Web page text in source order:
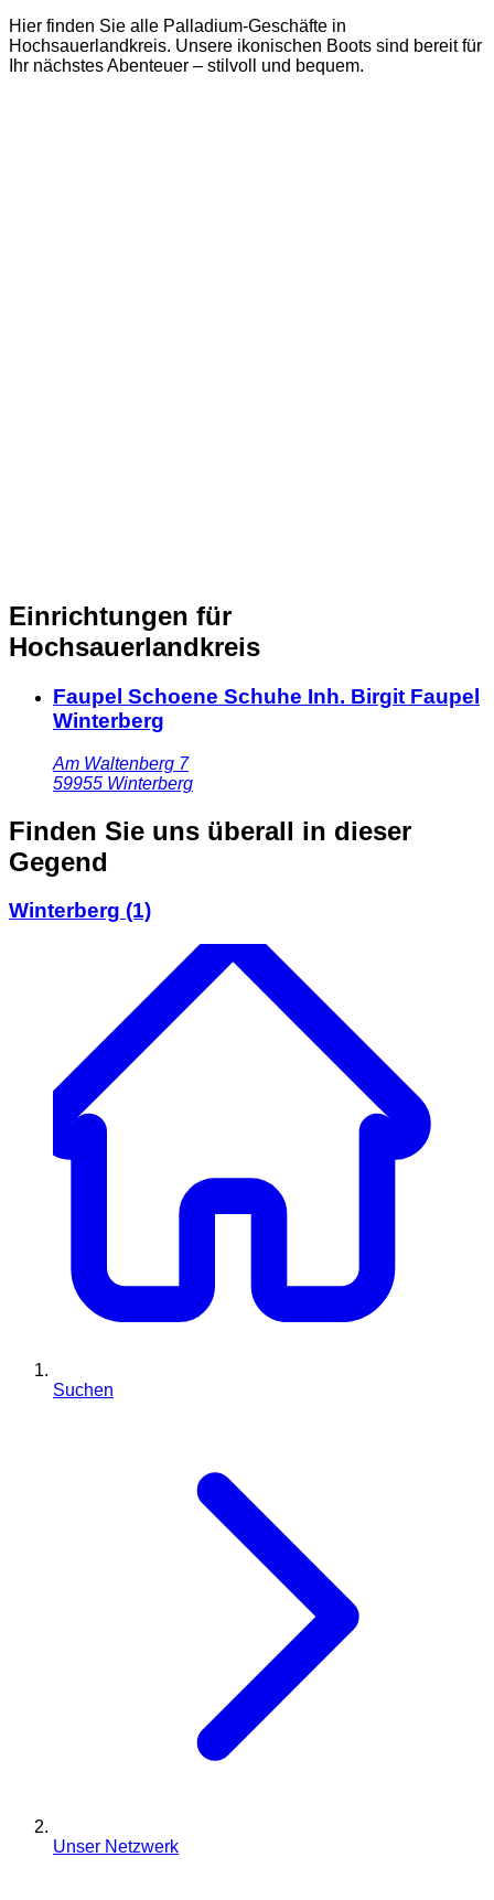
Hier finden Sie alle Palladium-Geschäfte in
Hochsauerlandkreis. Unsere ikonischen Boots sind bereit für
Ihr nächstes Abenteuer – stilvoll und bequem.
Einrichtungen für
Hochsauerlandkreis
Faupel Schoene Schuhe Inh. Birgit Faupel
Winterberg
Am Waltenberg 7
59955 Winterberg
Finden Sie uns überall in dieser
Gegend
Winterberg (1)
Suchen
Unser Netzwerk